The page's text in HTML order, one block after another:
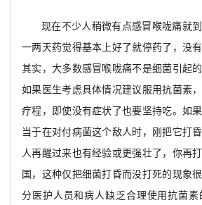
现在不少人稍微有点感冒喉咙痛就
一两天药觉得基本上好了就停药了，没
其实，大多数感冒喉咙痛不是细菌引起
如果医生考虑具体情况建议服用抗菌素
疗程，即使没有症状了也要坚持吃。如
当于在对付病菌这个敌人时，刚把它打
人再醒过来也有经验或更强壮了，你再
国，这种仅把细菌打昏而没打死的现象
分医护人员和病人缺乏合理使用抗菌